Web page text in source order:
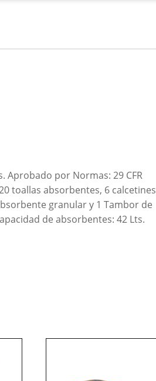
por Normas: 29 CFR
20 toallas absorbentes, 6 calcetines
granular y 1 Tambor de
de absorbentes: 42 Lts.